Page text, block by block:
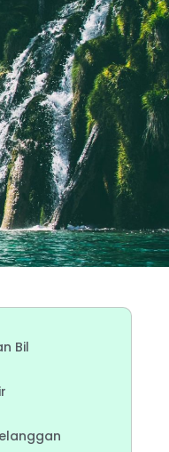
Bil